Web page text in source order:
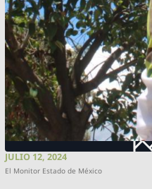
JULIO 12, 2024
El Monitor Estado de México